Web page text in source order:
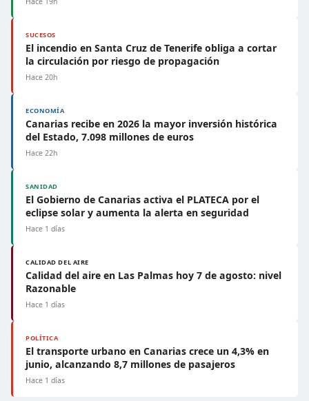
SUCESOS
El incendio en Santa Cruz de Tenerife obliga a cortar
la circulación por riesgo de propagación
Hace 20h
ECONOMÍA
Canarias recibe en 2026 la mayor inversión histórica
del Estado, 7.098 millones de euros
Hace 22h
SANIDAD
El Gobierno de Canarias activa el PLATECA por el
eclipse solar y aumenta la alerta en seguridad
Hace 1 días
CALIDAD DEL AIRE
Calidad del aire en Las Palmas hoy 7 de agosto: nivel
Razonable
Hace 1 días
POLÍTICA
El transporte urbano en Canarias crece un 4,3% en
junio, alcanzando 8,7 millones de pasajeros
Hace 1 días